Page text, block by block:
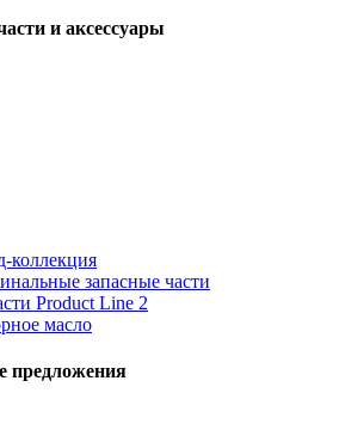
и аксессуары
коллекция
запасные части
Product Line 2
масло
предложения